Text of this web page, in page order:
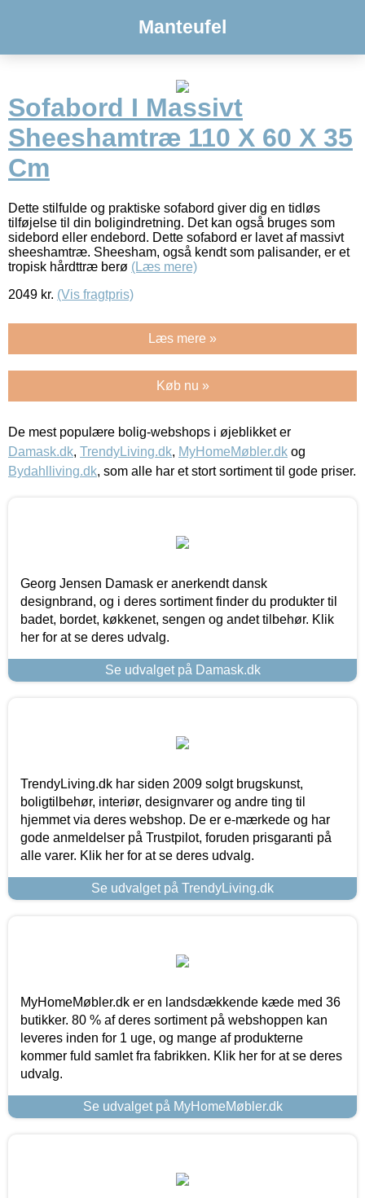
Manteufel
Sofabord I Massivt
Sheeshamtræ 110 X 60 X 35
Cm
Dette stilfulde og praktiske sofabord giver dig en tidløs
tilføjelse til din boligindretning. Det kan også bruges som
sidebord eller endebord. Dette sofabord er lavet af massivt
sheeshamtræ. Sheesham, også kendt som palisander, er et
tropisk hårdttræ berø (Læs mere)
2049 kr. (Vis fragtpris)
Læs mere »
Køb nu »
De mest populære bolig-webshops i øjeblikket er
Damask.dk, TrendyLiving.dk, MyHomeMøbler.dk og
Bydahlliving.dk, som alle har et stort sortiment til gode priser.
Georg Jensen Damask er anerkendt dansk
designbrand, og i deres sortiment finder du produkter til
badet, bordet, køkkenet, sengen og andet tilbehør. Klik
her for at se deres udvalg.
Se udvalget på Damask.dk
TrendyLiving.dk har siden 2009 solgt brugskunst,
boligtilbehør, interiør, designvarer og andre ting til
hjemmet via deres webshop. De er e-mærkede og har
gode anmeldelser på Trustpilot, foruden prisgaranti på
alle varer. Klik her for at se deres udvalg.
Se udvalget på TrendyLiving.dk
MyHomeMøbler.dk er en landsdækkende kæde med 36
butikker. 80 % af deres sortiment på webshoppen kan
leveres inden for 1 uge, og mange af produkterne
kommer fuld samlet fra fabrikken. Klik her for at se deres
udvalg.
Se udvalget på MyHomeMøbler.dk